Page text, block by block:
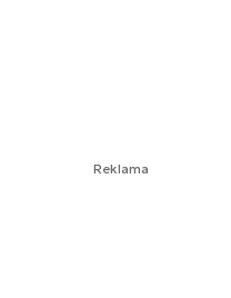
Reklama